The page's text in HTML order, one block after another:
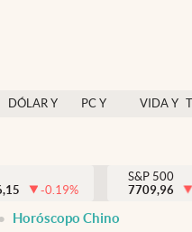
DÓLAR Y
PC Y
VIDA Y
México
-0.19%
S&P 500
7709,96
Horóscopo Chino